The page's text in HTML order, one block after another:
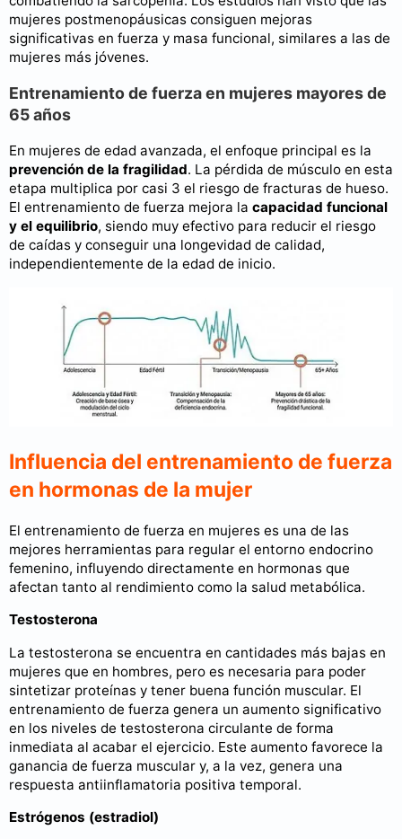
mujeres postmenopáusicas consiguen mejoras
significativas en fuerza y masa funcional, similares a las de
mujeres más jóvenes.
Entrenamiento de fuerza en mujeres mayores de
65 años
En mujeres de edad avanzada, el enfoque principal es la
prevención de la fragilidad. La pérdida de músculo en esta
etapa multiplica por casi 3 el riesgo de fracturas de hueso.
El entrenamiento de fuerza mejora la capacidad funcional
y el equilibrio, siendo muy efectivo para reducir el riesgo
de caídas y conseguir una longevidad de calidad,
independientemente de la edad de inicio.
Influencia del entrenamiento de fuerza
en hormonas de la mujer
El entrenamiento de fuerza en mujeres es una de las
mejores herramientas para regular el entorno endocrino
femenino, influyendo directamente en hormonas que
afectan tanto al rendimiento como la salud metabólica.
Testosterona
La testosterona se encuentra en cantidades más bajas en
mujeres que en hombres, pero es necesaria para poder
sintetizar proteínas y tener buena función muscular. El
entrenamiento de fuerza genera un aumento significativo
en los niveles de testosterona circulante de forma
inmediata al acabar el ejercicio. Este aumento favorece la
ganancia de fuerza muscular y, a la vez, genera una
respuesta antiinflamatoria positiva temporal.
Estrógenos (estradiol)